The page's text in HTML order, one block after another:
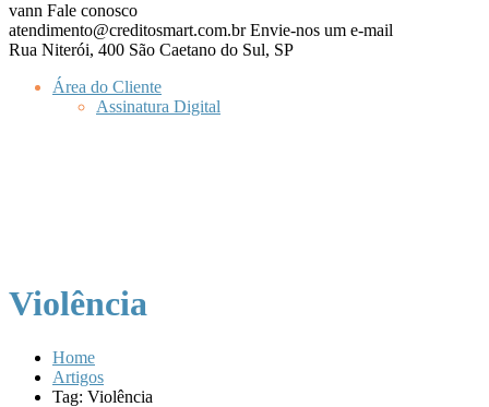
vann Fale conosco
atendimento@creditosmart.com.br Envie-nos um e-mail
Rua Niterói, 400 São Caetano do Sul, SP
Área do Cliente
Assinatura Digital
Violência
Home
Artigos
Tag: Violência